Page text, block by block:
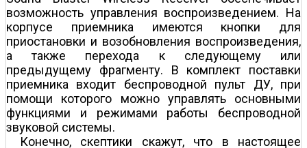
возможность управления воспроизведением. На
корпусе приемника имеются кнопки для
приостановки и возобновления воспроизведения,
а также перехода к следующему или
предыдущему фрагменту. В комплект поставки
приемника входит беспроводной пульт ДУ, при
помощи которого можно управлять основными
функциями и режимами работы беспроводной
звуковой системы.
Конечно, скептики скажут, что в настоящее